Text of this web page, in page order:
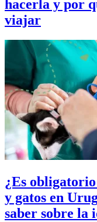
hacerla y por
viajar
¿Es
y gatos en
saber sobre la